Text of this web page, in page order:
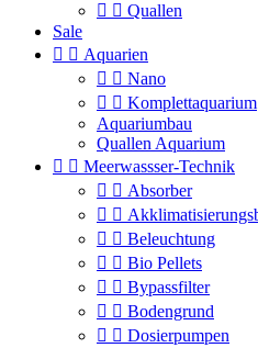
  Quallen
Sale
  Aquarien
  Nano
  Komplettaquarium
Aquariumbau
Quallen Aquarium
  Meerwassser-Technik
  Absorber
 
  Beleuchtung
  Bio Pellets
  Bypassfilter
  Bodengrund
  Dosierpumpen